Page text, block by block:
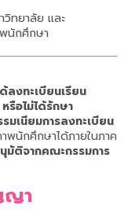
วิทยาลัย และ
นักศึกษา
ด้ลงทะเบียนเรียน
รือไม่ได้รักษา
รมเนียมการลงทะเบียน
พนักศึกษาได้ภายในภาค
มัติจากคณะกรรมการ
ญา